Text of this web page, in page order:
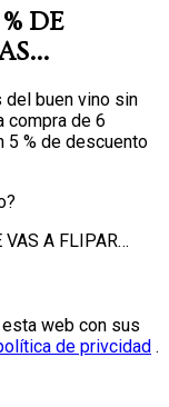
DE
buen vino sin
compra de 6
5 % de descuento
VAS A FLIPAR…
web con sus
de privcidad .